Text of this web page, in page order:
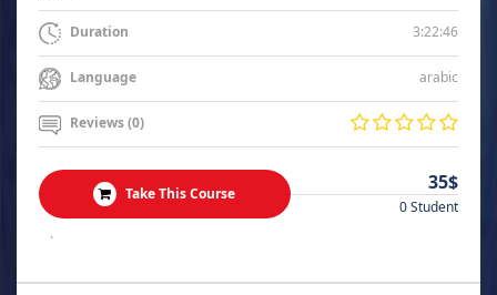
Duration 3:22:46
Language arabic
Reviews (0)
Take This Course 35$
0 Student
.